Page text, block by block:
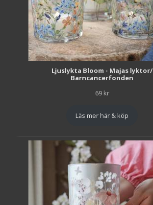
Ljuslykta Bloom - Majas lyktor/
Barncancerfonden
69 kr
Läs mer här & köp